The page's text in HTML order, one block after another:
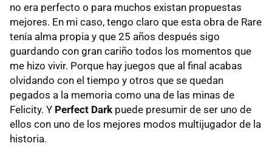
no era perfecto o para muchos existan propuestas
mejores. En mi caso, tengo claro que esta obra de Rare
tenía alma propia y que 25 años después sigo
guardando con gran cariño todos los momentos que
me hizo vivir. Porque hay juegos que al final acabas
olvidando con el tiempo y otros que se quedan
pegados a la memoria como una de las minas de
Felicity. Y Perfect Dark puede presumir de ser uno de
ellos con uno de los mejores modos multijugador de la
historia.